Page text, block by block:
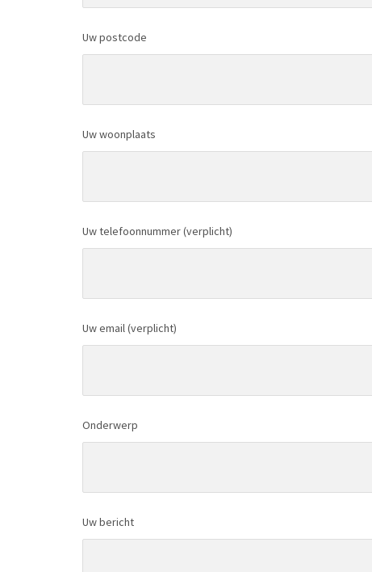
Uw postcode
Uw woonplaats
Uw telefoonnummer (verplicht)
Uw email (verplicht)
Onderwerp
Uw bericht